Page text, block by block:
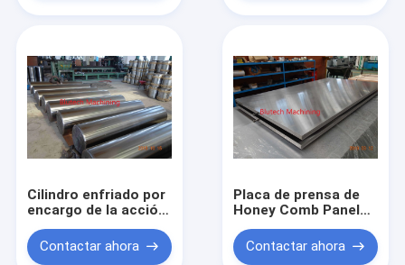
Cilindro enfriado por
encargo de la acción
de Rod For Long
Stroke Single del
pistón del arrabio
Contactar ahora
Placa de prensa de
Honey Comb Panels
Hydraulic Hot
S355JR S275JR
Contactar ahora